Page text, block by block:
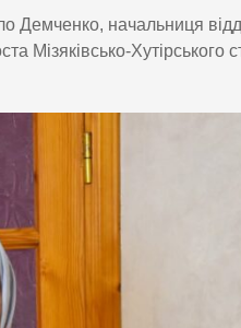
начальниця
Мізяківсько-Хутірського